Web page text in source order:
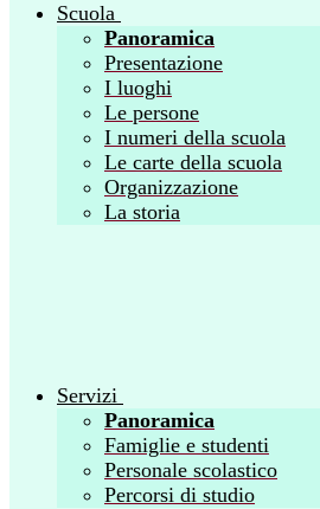
Scuola
Panoramica
Presentazione
I luoghi
Le persone
I numeri della scuola
Le carte della scuola
Organizzazione
La storia
Servizi
Panoramica
Famiglie e studenti
Personale scolastico
Percorsi di studio